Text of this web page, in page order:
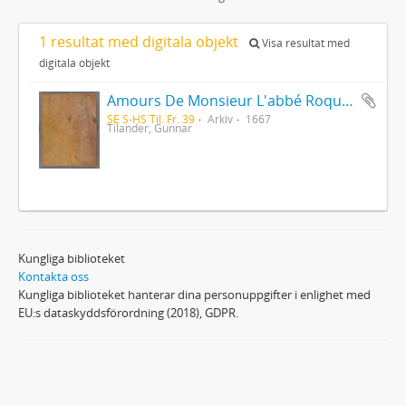
1 resultat med digitala objekt
Visa resultat med
digitala objekt
Amours De Monsieur L'abbé Roquette avec Mademoiselle de Montauzier par Monsieur L'abbé Le Camus 1667
SE S-HS Til. Fr. 39 Arkiv 1667
Tilander, Gunnar
Kungliga biblioteket
Kontakta oss
Kungliga biblioteket hanterar dina personuppgifter i enlighet med
EU:s dataskyddsförordning (2018), GDPR.